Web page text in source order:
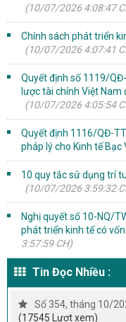
(10/07/2026 4:08:47
Chính sách phát triển
(10/07/2026 4:07:41
Quyết định số 1119/
lược tài chính Việt Nam
(10/07/2026 4:05:54
Quyết định 1116/QĐ-
pháp lý cho Kinh tế Bạc
10 quy tắc sử dụng trí
(10/07/2026 3:59:32
Nghị quyết số 10-NQ/
phát triển kinh tế có
3:57:59 CH)
Tin Đọc Nhiều :
Số 354, tháng 10/
(17545 Lượt xem)